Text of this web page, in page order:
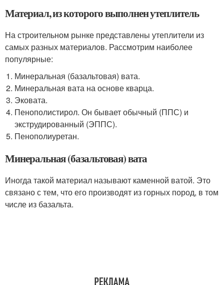
Материал, из которого выполнен утеплитель
На строительном рынке представлены утеплители из
самых разных материалов. Рассмотрим наиболее
популярные:
Минеральная (базальтовая) вата.
Минеральная вата на основе кварца.
Эковата.
Пенополистирол. Он бывает обычный (ППС) и
экструдированный (ЭППС).
Пенополиуретан.
Минеральная (базальтовая) вата
Иногда такой материал называют каменной ватой. Это
связано с тем, что его производят из горных пород, в том
числе из базальта.